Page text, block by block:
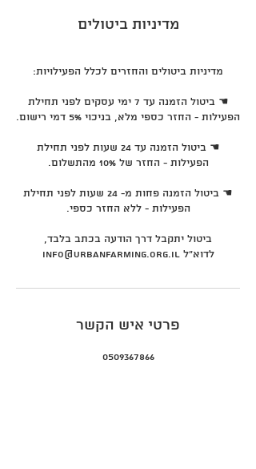
מדיניות ביטולים
☚ ביטול הזמנה עד 7 ימי עסקים לפני תחילת
☚ ביטול הזמנה עד 24 שעות לפני תחילת
☚ ביטול הזמנה פחות מ- 24 שעות לפני תחילת
ביטול יתקבל דרך הודעה בכתב בלבד,
לדוא"ל info@urbanfarming.org.il
פרטי איש הקשר
0509367866